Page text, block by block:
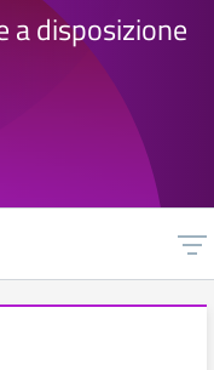
a disposizione